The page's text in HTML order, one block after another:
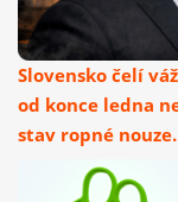
Slovensko čelí
od konce ledna
stav ropné